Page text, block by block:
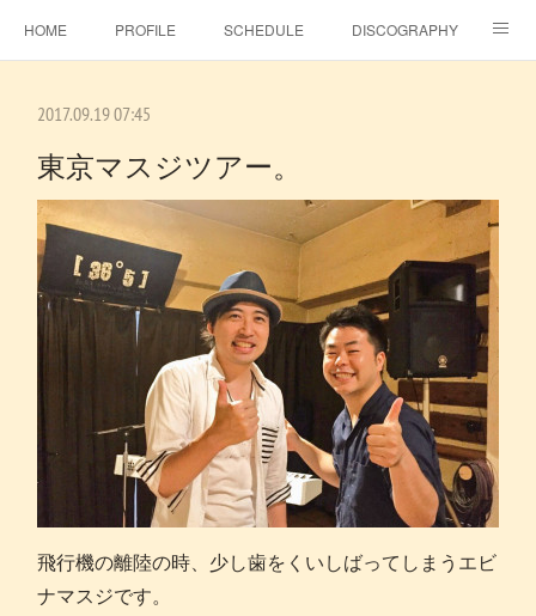
HOME PROFILE SCHEDULE DISCOGRAPHY
SE-NO EBINA EVENT HALL
2017.09.19 07:45
東京マスジツアー。
飛行機の離陸の時、少し歯をくいしばってしまうエビ
ナマスジです。